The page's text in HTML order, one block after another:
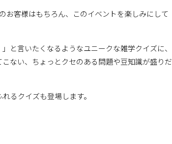
お客様はもちろん、このイベントを楽しみにして
と言いたくなるようなユニークな雑学クイズに、
ない、ちょっとクセのある問題や豆知識が盛りだ
るクイズも登場します。